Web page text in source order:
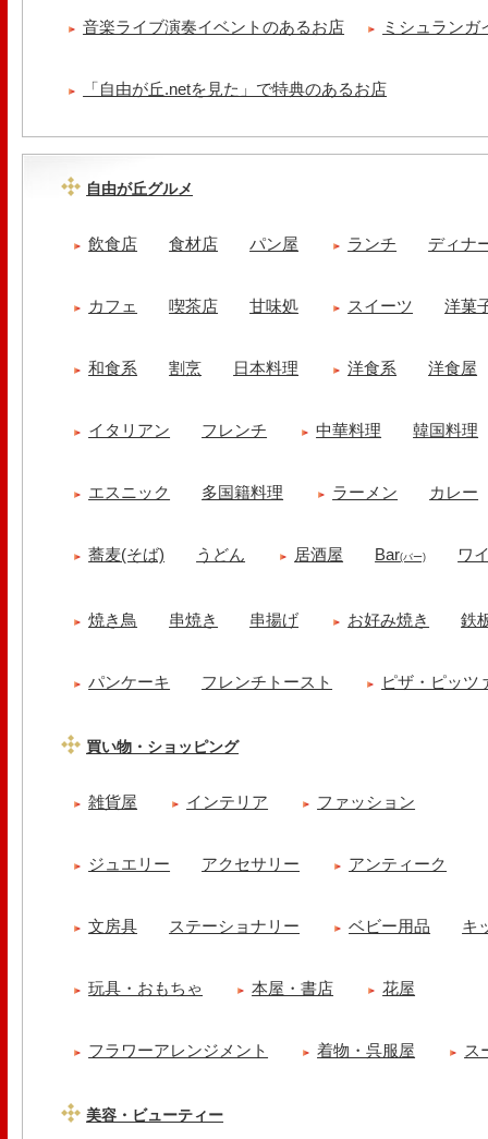
音楽ライブ演奏イベントのあるお店 ミシュランガ
「自由が丘.netを見た」で特典のあるお店
自由が丘グルメ
飲食店 食材店 パン屋 ランチ ディナ
カフェ 喫茶店 甘味処 スイーツ 洋菓
和食系 割烹 日本料理 洋食系 洋食屋
イタリアン フレンチ 中華料理 韓国料理
エスニック 多国籍料理 ラーメン カレー
蕎麦(そば) うどん 居酒屋 Bar(バー) ワ
焼き鳥 串焼き 串揚げ お好み焼き 鉄
パンケーキ フレンチトースト ピザ・ピッツ
買い物・ショッピング
雑貨屋 インテリア ファッション
ジュエリー アクセサリー アンティーク
文房具 ステーショナリー ベビー用品 キ
玩具・おもちゃ 本屋・書店 花屋
フラワーアレンジメント 着物・呉服屋 ス
美容・ビューティー